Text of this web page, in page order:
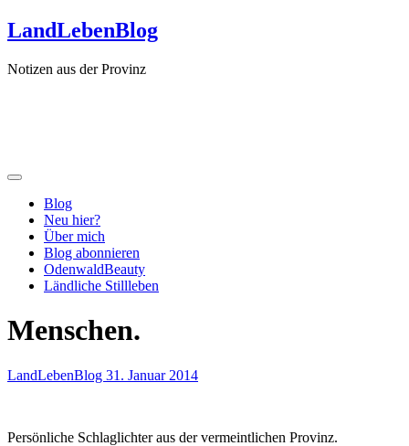
Zum
Inhalt
LandLebenBlog
Notizen aus der Provinz
Blog
Neu hier?
Über mich
Blog abonnieren
OdenwaldBeauty
Ländliche Stillleben
Menschen.
LandLebenBlog 31. Januar 2014
Persönliche Schlaglichter aus der vermeintlichen Provinz.